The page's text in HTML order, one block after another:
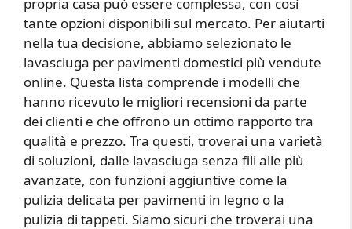
tante opzioni disponibili sul mercato. Per aiutarti
nella tua decisione, abbiamo selezionato le
lavasciuga per pavimenti domestici più vendute
online. Questa lista comprende i modelli che
hanno ricevuto le migliori recensioni da parte
dei clienti e che offrono un ottimo rapporto tra
qualità e prezzo. Tra questi, troverai una varietà
di soluzioni, dalle lavasciuga senza fili alle più
avanzate, con funzioni aggiuntive come la
pulizia delicata per pavimenti in legno o la
pulizia di tappeti. Siamo sicuri che troverai una